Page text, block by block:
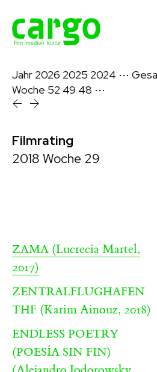
Jahr 2026 2025 2024 ⋯
Woche 52 49 48 ⋯
Filmrating
2018 Woche 29
ZAMA (Lucrecia Martel,
2017)
ZENTRALFLUGHAFEN
THF (Karim Ainouz, 2018)
ENDLESS POETRY
(POESÍA SIN FIN)